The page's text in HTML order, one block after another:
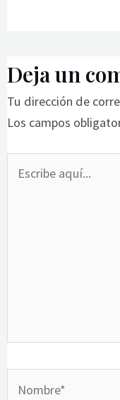
Deja un
Tu dirección de
Los campos